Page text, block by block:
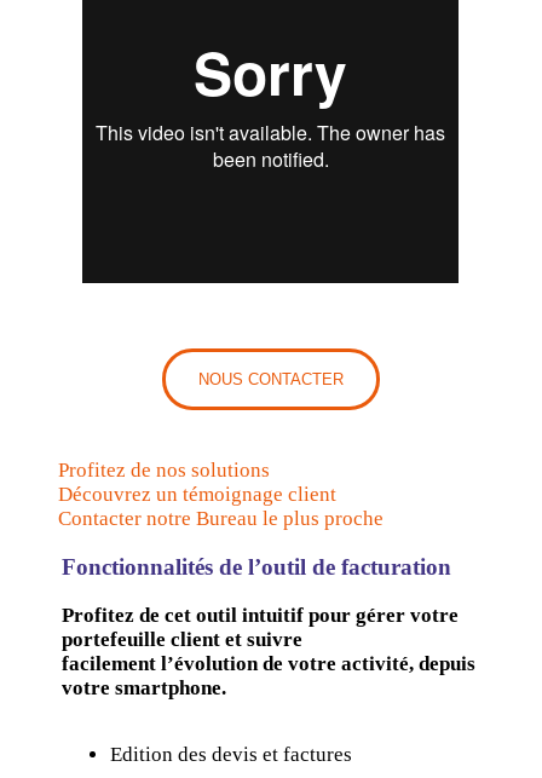
NOUS CONTACTER
Profitez de nos solutions
Découvrez un témoignage client
Contacter notre Bureau le plus proche
Fonctionnalités de l’outil de facturation
Profitez de cet outil intuitif pour gérer votre
portefeuille client et suivre
facilementl’évolution de votre activité, depuis
votre smartphone.
Edition des devis et factures